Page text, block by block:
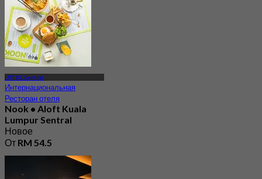
LRT KL Sentral
Интернациональная
Ресторан отеля
Nook • Aloft Kuala
Lumpur Sentral
Новое
От RM 54.5